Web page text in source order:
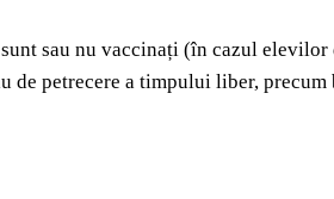
sau nu vaccinați (în cazul elevilor
de petrecere a timpului liber,